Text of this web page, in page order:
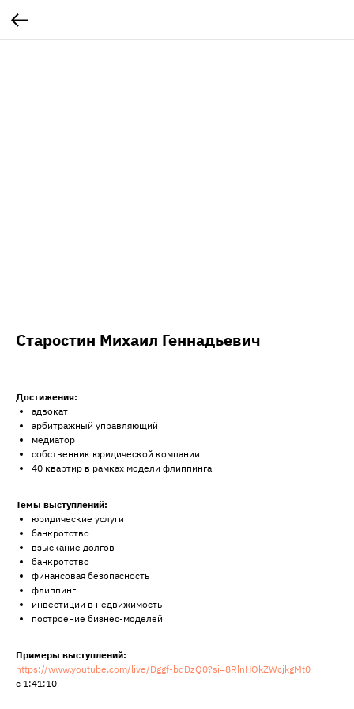
Старостин Михаил Геннадьевич
Достижения:
адвокат
арбитражный управляющий
медиатор
собственник юридической компании
40 квартир в рамках модели флиппинга
Темы выступлений:
юридические услуги
банкротство
взыскание долгов
банкротство
финансовая безопасность
флиппинг
инвестиции в недвижимость
построение бизнес-моделей
Примеры выступлений:
https://www.youtube.com/live/Dggf-bdDzQ0?si=8RlnHOkZWcjkgMt0
с 1:41:10